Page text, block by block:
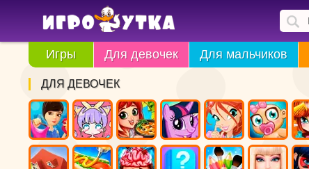
Игры Для девочек Для мальчиков
ДЛЯ ДЕВОЧЕК